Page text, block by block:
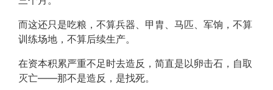
而这还只是吃粮，不算兵器、甲胄、马匹、军饷，不算
训练场地，不算后续生产。
在资本积累严重不足时去造反，简直是以卵击石，自取
灭亡——那不是造反，是找死。